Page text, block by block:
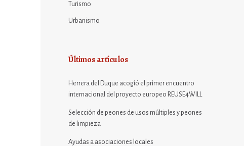
Turismo
Urbanismo
Últimos artículos
Herrera del Duque acogió el primer encuentro
internacional del proyecto europeo REUSE4WILL
Selección de peones de usos múltiples y peones
de limpieza
Ayudas a asociaciones locales